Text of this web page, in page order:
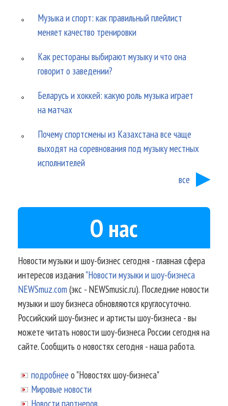
Музыка и спорт: как правильный плейлист
меняет качество тренировки
Как рестораны выбирают музыку и что она
говорит о заведении?
Беларусь и хоккей: какую роль музыка играет
на матчах
Почему спортсмены из Казахстана все чаще
выходят на соревнования под музыку местных
исполнителей
все
О нас
Новости музыки и шоу-бизнес сегодня - главная сфера
интересов издания"Новости музыки и шоу-бизнеса
NEWSmuz.com(экс - NEWSmusic.ru). Последние новости
музыки и шоу бизнеса обновляются круглосуточно.
Российский шоу-бизнес и артисты шоу-бизнеса - вы
можете читать новости шоу-бизнеса России сегодня на
сайте. Сообщить о новостях сегодня - наша работа.
подробнее о "Новостях шоу-бизнеса"
Мировые новости
Новости партнеров